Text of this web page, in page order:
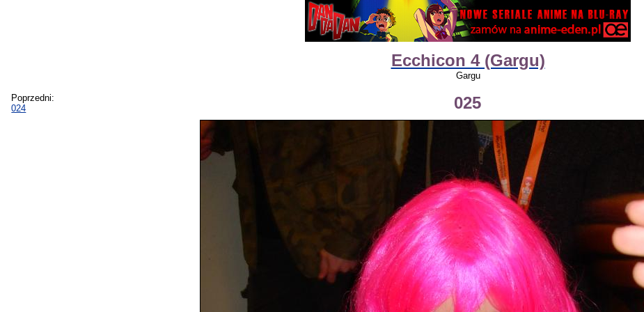
Ecchicon 4 (Gargu)
Gargu
Poprzedni:
024
025